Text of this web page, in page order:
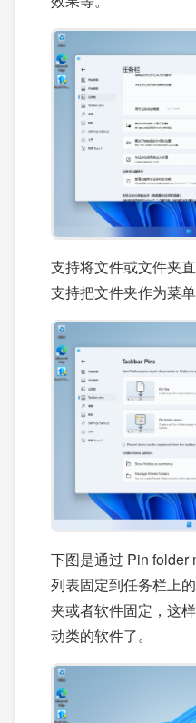
支持将文件或文件夹
支持把文件夹作为菜
下图是通过 Pin folder
列表固定到任务栏上
夹或者软件固定，这
动类的软件了。